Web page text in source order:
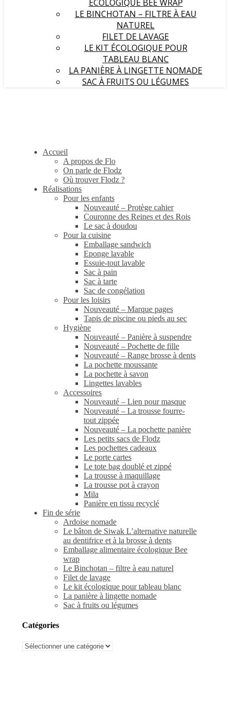
ÉCOLOGIQUE BEE WRAP
LE BINCHOTAN – FILTRE À EAU
NATUREL
FILET DE LAVAGE
LE KIT ÉCOLOGIQUE POUR
TABLEAU BLANC
LA PANIÈRE À LINGETTE NOMADE
SAC À FRUITS OU LÉGUMES
Accueil
A propos de Flo
On parle de Flodz
Où trouver Flodz ?
Réalisations
Pour les enfants
Nouveauté – Protège cahier
Couronne des Reines et des Rois
Le sac à doudou
Pour la cuisine
Emballage sandwich
Eponge lavable
Essuie-tout lavable
Sac à pain
Sac à tarte
Sac de congélation
Pour les loisirs
Nouveauté – Marque pages
Tapis de piscine ou pieds au sec
Hygiène
Nouveauté – Panière à suspendre
Nouveauté – Pochette de fille
Nouveauté – Range brosse à dents
La pochette moussante
La pochette à savon
Lingettes lavables
Accessoires
Nouveauté – Lien pour masque
Nouveauté – La trousse fourre-
tout zippée
Nouveauté – La pochette panière
Les petits sacs de Flodz
Les pochettes cadeaux
Le porte cartes
Le tote bag doublé et zippé
La trousse à maquillage
La trousse pot à crayon
Mila
Panière en tissu recyclé
Fin de série
Ardoise nomade
Le bâton de Siwak L’alternative naturelle
au dentifrice et à la brosse à dents
Emballage alimentaire écologique Bee
wrap
Le Binchotan – filtre à eau naturel
Filet de lavage
Le kit écologique pour tableau blanc
La panière à lingette nomade
Sac à fruits ou légumes
Catégories
Catégories